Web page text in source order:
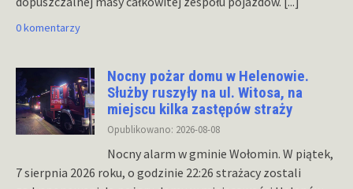
0 komentarzy
Nocny pożar domu w Helenowie.
Służby ruszyły na ul. Witosa, na
miejscu kilka zastępów straży
Opublikowano: 2026-08-08
Nocny alarm w gminie Wołomin. W piątek,
7 sierpnia 2026 roku, o godzinie 22:26 strażacy zostali